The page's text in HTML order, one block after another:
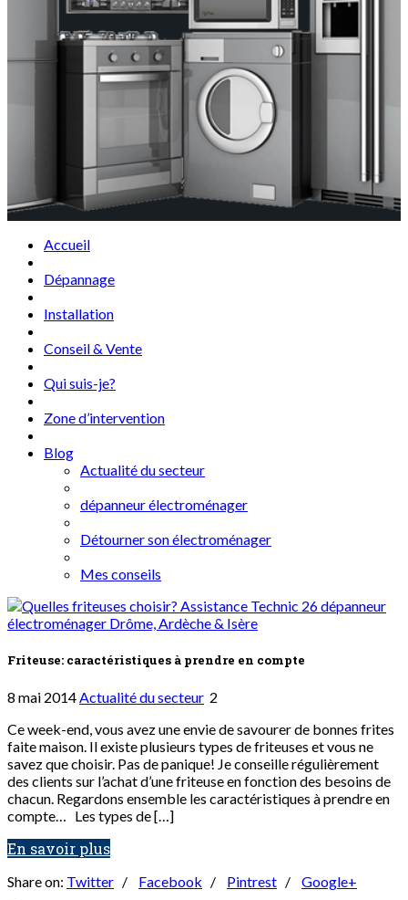
Accueil
Dépannage
Installation
Conseil & Vente
Qui suis-je?
Zone d’intervention
Blog
Actualité du secteur
dépanneur électroménager
Détourner son électroménager
Mes conseils
Friteuse: caractéristiques à prendre en compte
8 mai 2014Actualité du secteur 2
Ce week-end, vous avez une envie de savourer de bonnes frites
faite maison. Il existe plusieurs types de friteuses et vous ne
savez que choisir. Pas de panique! Je conseille régulièrement
des clients sur l’achat d’une friteuse en fonction des besoins de
chacun. Regardons ensemble les caractéristiques à prendre en
compte… Les types de […]
En savoir plus
Share on: Twitter / Facebook / Pintrest / Google+